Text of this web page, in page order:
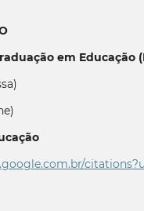
em Educação